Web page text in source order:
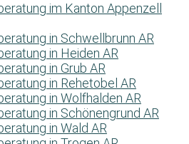
im Kanton Appenzell
in Schwellbrunn AR
in Heiden AR
in Grub AR
in Rehetobel AR
in Wolfhalden AR
in Schönengrund AR
in Wald AR